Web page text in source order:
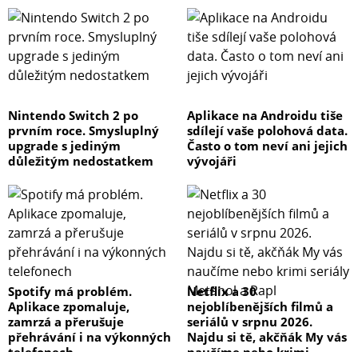
Nintendo Switch 2 po
prvním roce. Smysluplný
upgrade s jediným
důležitým nedostatkem
Aplikace na Androidu tiše
sdílejí vaše polohová data.
Často o tom neví ani jejich
vývojáři
Spotify má problém.
Aplikace zpomaluje,
zamrzá a přerušuje
přehrávání i na výkonných
Netflix a 30
nejoblíbenějších filmů a
seriálů v srpnu 2026.
Najdu si tě, akčňák My vás